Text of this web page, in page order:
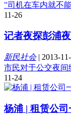
"司机在车内就不
11-26
记者夜探彭浦
新民社会| 2013-
市民对于公交夜间
11-24
杨浦 | 租赁公